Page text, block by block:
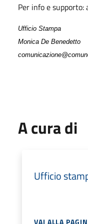
Per info e supporto:
Ufficio Stampa
Monica De Benedetto
A cura di
Ufficio
VAI ALLA